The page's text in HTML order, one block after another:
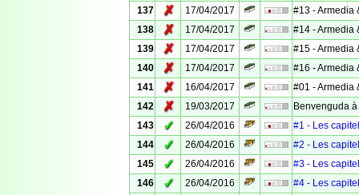
137
✗ 17/04/2017
#13 - Armedia
138
✗ 17/04/2017
#14 - Armedia
139
✗ 17/04/2017
#15 - Armedia
140
✗ 17/04/2017
#16 - Armedia
141
✗ 16/04/2017
#01 - Armedia
142
✗ 19/03/2017
Benvenguda
143
✓ 26/04/2016
#1 - Les
144
✓ 26/04/2016
#2 - Les
145
✓ 26/04/2016
#3 - Les
146
✓ 26/04/2016
#4 - Les